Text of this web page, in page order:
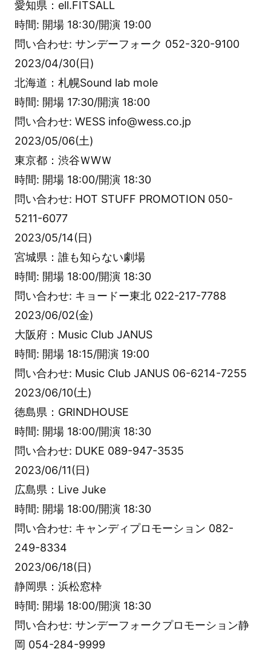
愛知県：ell.FITSALL
時間: 開場 18:30/開演 19:00
問い合わせ: サンデーフォーク 052-320-9100
2023/04/30(日)
北海道：札幌Sound lab mole
時間: 開場 17:30/開演 18:00
問い合わせ: WESS info@wess.co.jp
2023/05/06(土)
東京都：渋谷ＷWＷ
時間: 開場 18:00/開演 18:30
問い合わせ: HOT STUFF PROMOTION 050-
5211-6077
2023/05/14(日)
宮城県：誰も知らない劇場
時間: 開場 18:00/開演 18:30
問い合わせ: キョードー東北 022-217-7788
2023/06/02(金)
大阪府：Music Club JANUS
時間: 開場 18:15/開演 19:00
問い合わせ: Music Club JANUS 06-6214-7255
2023/06/10(土)
徳島県：GRINDHOUSE
時間: 開場 18:00/開演 18:30
問い合わせ: DUKE 089-947-3535
2023/06/11(日)
広島県：Live Juke
時間: 開場 18:00/開演 18:30
問い合わせ: キャンディプロモーション 082-
249-8334
2023/06/18(日)
静岡県：浜松窓枠
時間: 開場 18:00/開演 18:30
問い合わせ: サンデーフォークプロモーション静
岡 054-284-9999